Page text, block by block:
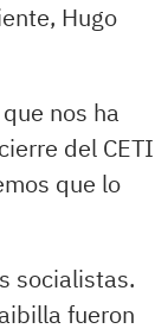
Hugo
nos ha
del CETI
que lo
socialistas.
fueron